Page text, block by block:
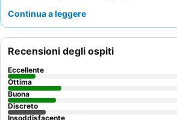
didistributori automatici
tranquillità. Gli ospiti lodano costantemente
reception, cordiale e disponibile
prezzo e la variegata selezione della
caffè, tè, succhi di frutta, toast, croissant,
cereali e latte. Per un soggiorno più
richiedere una camera non affacciata sul
Continua a leggere
Recensioni degli ospiti
Eccellente
Ottima
Buona
Discreto
Insoddisfacente